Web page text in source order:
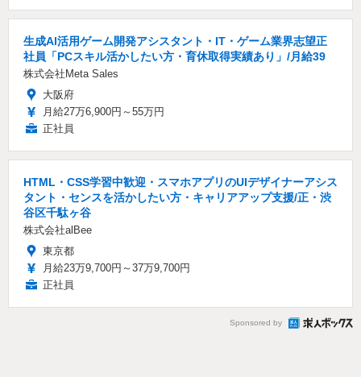
生成AI活用ゲーム開発アシスタント・IT・ゲーム業界志望正
社員「PCスキル活かしたい方・育休取得実績あり」/月給39
株式会社Meta Sales
大阪府
月給27万6,900円～55万円
正社員
HTML・CSS学習中歓迎・スマホアプリのUIデザイナーアシス
タント・センスを活かしたい方・キャリアアップ支援/正・渋
⾕区千駄ヶ⾕
株式会社alBee
東京都
月給23万9,700円～37万9,700円
正社員
Sponsored by